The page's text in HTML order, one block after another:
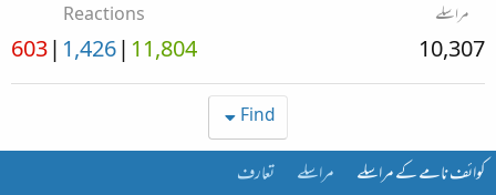
مراسلے
10,307
Reactions
11,804
1,426
603
Find
کوائف نامے کے مراسلے مراسلے تعارف